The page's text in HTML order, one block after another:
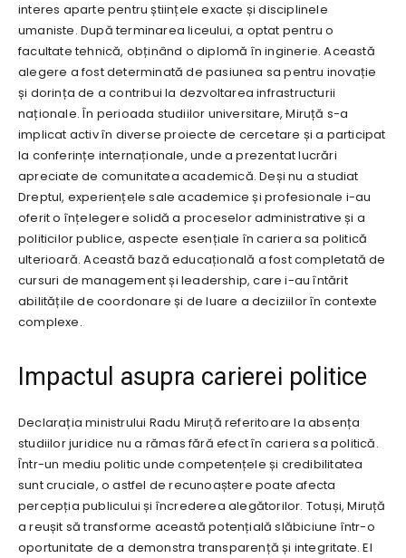
interes aparte pentru științele exacte și disciplinele
umaniste. După terminarea liceului, a optat pentru o
facultate tehnică, obținând o diplomă în inginerie. Această
alegere a fost determinată de pasiunea sa pentru inovație
și dorința de a contribui la dezvoltarea infrastructurii
naționale. În perioada studiilor universitare, Miruță s-a
implicat activ în diverse proiecte de cercetare și a participat
la conferințe internaționale, unde a prezentat lucrări
apreciate de comunitatea academică. Deși nu a studiat
Dreptul, experiențele sale academice și profesionale i-au
oferit o înțelegere solidă a proceselor administrative și a
politicilor publice, aspecte esențiale în cariera sa politică
ulterioară. Această bază educațională a fost completată de
cursuri de management și leadership, care i-au întărit
abilitățile de coordonare și de luare a deciziilor în contexte
complexe.
Impactul asupra carierei politice
Declarația ministrului Radu Miruță referitoare la absența
studiilor juridice nu a rămas fără efect în cariera sa politică.
Într-un mediu politic unde competențele și credibilitatea
sunt cruciale, o astfel de recunoaștere poate afecta
percepția publicului și încrederea alegătorilor. Totuși, Miruță
a reușit să transforme această potențială slăbiciune într-o
oportunitate de a demonstra transparență și integritate. El